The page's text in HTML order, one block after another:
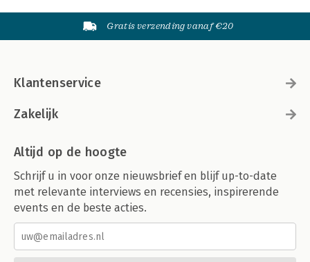
Gratis verzending vanaf €20
Klantenservice
Zakelijk
Altijd op de hoogte
Schrijf u in voor onze nieuwsbrief en blijf up-to-date
met relevante interviews en recensies, inspirerende
events en de beste acties.